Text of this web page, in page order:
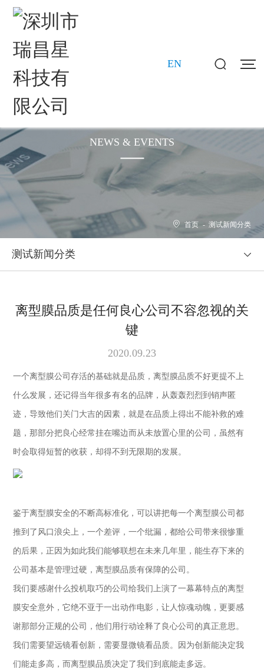
EN
NEWS & EVENTS
首页 - 测试新闻分类
测试新闻分类
离型膜品质是任何良心公司不容忽视的关
键
2020.09.23
一个离型膜公司存活的基础就是品质，离型膜品质不好更提不上
什么发展，还记得当年很多有名的品牌，从轰轰烈烈到销声匿
迹，导致他们关门大吉的因素，就是在品质上得出不能补救的难
题，那部分把良心经常挂在嘴边而从未放置心里的公司，虽然有
时会取得短暂的收获，却得不到无限期的发展。
鉴于离型膜安全的不断高标准化，可以讲把每一个离型膜公司都
推到了风口浪尖上，一个差评，一个纰漏，都给公司带来很惨重
的后果，正因为如此我们能够联想在未来几年里，能生存下来的
公司基本是管理过硬，离型膜品质有保障的公司。
我们要感谢什么投机取巧的公司给我们上演了一幕幕特点的离型
膜安全意外，它绝不亚于一出动作电影，让人惊魂动魄，更要感
谢那部分正规的公司，他们用行动诠释了良心公司的真正意思。
我们需要望远镜看创新，需要显微镜看品质。因为创新能决定我
们能走多高，而离型膜品质决定了我们到底能走多远。